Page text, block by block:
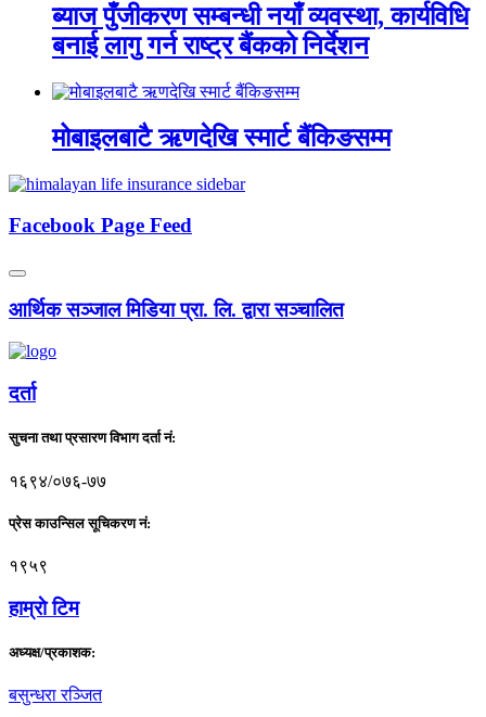
ब्याज पुँजीकरण सम्बन्धी नयाँ व्यवस्था, कार्यविधि
बनाई लागु गर्न राष्ट्र बैंकको निर्देशन
मोबाइलबाटै ऋणदेखि स्मार्ट बैंकिङसम्म
Facebook Page Feed
आर्थिक सञ्जाल मिडिया प्रा. लि. द्वारा सञ्चालित
दर्ता
सुचना तथा प्रसारण विभाग दर्ता नं:
१६९४/०७६-७७
प्रेस काउन्सिल सूचिकरण नं:
१९५९
हाम्राे टिम
अध्यक्ष/प्रकाशक:
बसुन्धरा रञ्जित